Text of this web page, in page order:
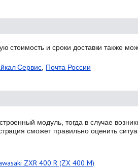
стоимость и сроки доставки также
Сервис Почта России
модуль, тогда в случае
сможет правильно оценить
ZXR 400 R (ZX 400 M)